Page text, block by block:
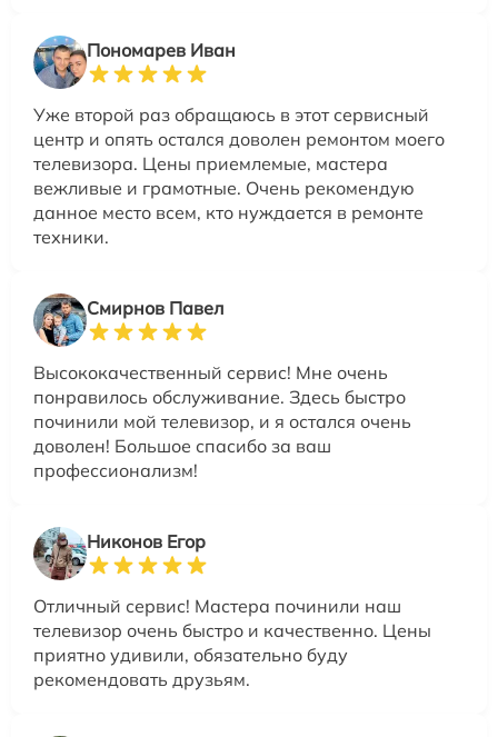
Пономарев Иван
Уже второй раз обращаюсь в этот сервисный
центр и опять остался доволен ремонтом моего
телевизора. Цены приемлемые, мастера
вежливые и грамотные. Очень рекомендую
данное место всем, кто нуждается в ремонте
техники.
Смирнов Павел
Высококачественный сервис! Мне очень
понравилось обслуживание. Здесь быстро
починили мой телевизор, и я остался очень
доволен! Большое спасибо за ваш
профессионализм!
Никонов Егор
Отличный сервис! Мастера починили наш
телевизор очень быстро и качественно. Цены
приятно удивили, обязательно буду
рекомендовать друзьям.